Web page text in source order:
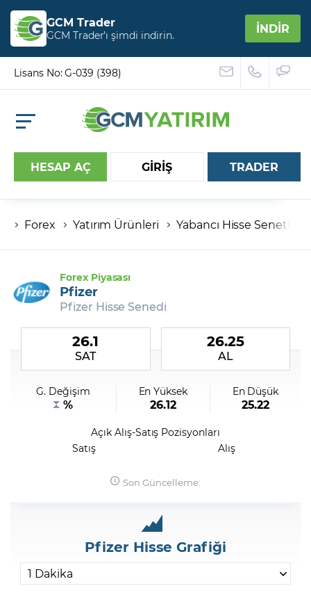
GCM Trader
GCM Trader’ı şimdi indirin. İNDİR
Lisans No: G-039 (398)
HESAP AÇ GİRİŞ
Hesap numaranız
Şifremi Unuttum
TRADER
Forex Yatırım Ürünleri Yabancı Hisse Senetleri
Forex Piyasası
Pfizer
Pfizer Hisse Senedi
26.1
SAT
26.25
AL
G. Değişim
%
En Yüksek
26.12
En Düşük
25.22
Açık Alış-Satış Pozisyonları
Satış
Alış
Son Güncelleme:
Pfizer Hisse Grafiği